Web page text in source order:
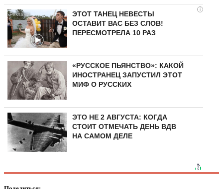
i
ЭТОТ ТАНЕЦ НЕВЕСТЫ
ОСТАВИТ ВАС БЕЗ СЛОВ!
ПЕРЕСМОТРЕЛА 10 РАЗ
«РУССКОЕ ПЬЯНСТВО»: КАКОЙ
ИНОСТРАНЕЦ ЗАПУСТИЛ ЭТОТ
МИФ О РУССКИХ
ЭТО НЕ 2 АВГУСТА: КОГДА
СТОИТ ОТМЕЧАТЬ ДЕНЬ ВДВ
НА САМОМ ДЕЛЕ